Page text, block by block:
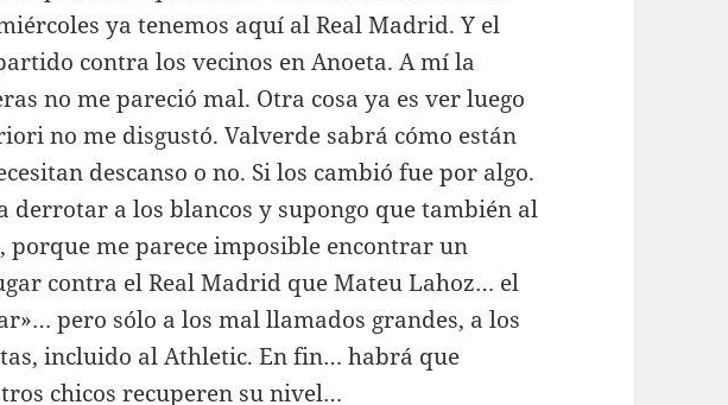
ya tenemos aquí al Real Madrid. Y el
contra los vecinos en Anoeta. A mí la
no me pareció mal. Otra cosa ya es ver luego
no me disgustó. Valverde sabrá cómo están
descanso o no. Si los cambió fue por algo.
derrotar a los blancos y supongo que también al
porque me parece imposible encontrar un
contra el Real Madrid que Mateu Lahoz… el
pero sólo a los mal llamados grandes, a los
incluido al Athletic. En fin… habrá que
chicos recuperen su nivel…